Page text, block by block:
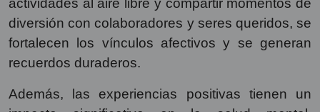
actividades al aire libre y compartir momentos de
diversión con colaboradores y seres queridos, se
fortalecen los vínculos afectivos y se generan
recuerdos duraderos.
Además, las experiencias positivas tienen un